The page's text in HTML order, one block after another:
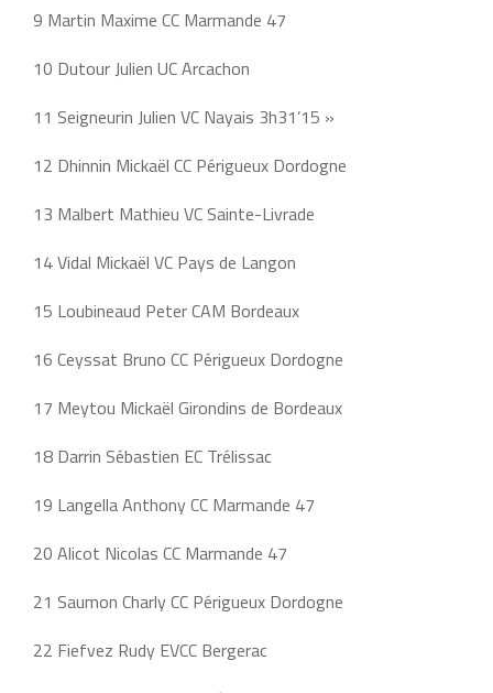
9 Martin Maxime CC Marmande 47
10 Dutour Julien UC Arcachon
11 Seigneurin Julien VC Nayais 3h31’15 »
12 Dhinnin Mickaël CC Périgueux Dordogne
13 Malbert Mathieu VC Sainte-Livrade
14 Vidal Mickaël VC Pays de Langon
15 Loubineaud Peter CAM Bordeaux
16 Ceyssat Bruno CC Périgueux Dordogne
17 Meytou Mickaël Girondins de Bordeaux
18 Darrin Sébastien EC Trélissac
19 Langella Anthony CC Marmande 47
20 Alicot Nicolas CC Marmande 47
21 Saumon Charly CC Périgueux Dordogne
22 Fiefvez Rudy EVCC Bergerac